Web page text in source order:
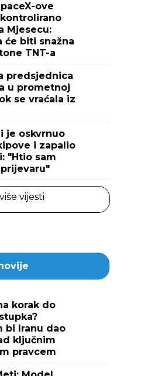
ove
Mjesecu:
će biti snažna
TNT-a
predsjednica
u prometnoj
se vraćala iz
je oskvrnuo
i zapalio
"Htio sam
vijesti
korak do
bi Iranu dao
ključnim
pravcem